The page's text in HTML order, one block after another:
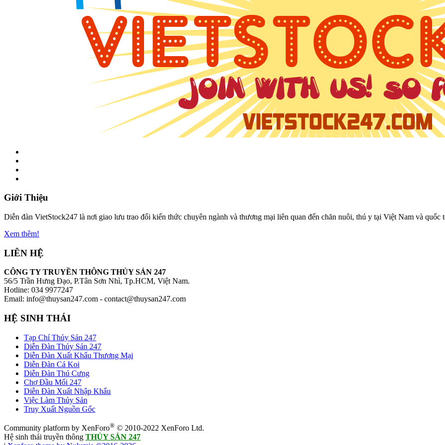
Giới Thiệu
Diễn đàn VietStock247 là nơi giao lưu trao đổi kiến thức chuyên ngành và thương mại liên quan đến chăn nuôi, thú y tại Việt Nam và quốc
Xem thêm!
LIÊN HỆ
CÔNG TY TRUYỀN THÔNG THỦY SẢN 247
56/5 Trần Hưng Đạo, P.Tân Sơn Nhì, Tp.HCM, Việt Nam.
Hotline: 034 9977247
Email: info@thuysan247.com - contact@thuysan247.com
HỆ SINH THÁI
Tạp Chí Thủy Sản 247
Diễn Đàn Thủy Sản 247
Diễn Đàn Xuất Khẩu Thương Mại
Diễn Đàn Cá Koi
Diễn Đàn Thú Cưng
Chợ Đầu Mối 247
Diễn Đàn Xuất Nhập Khẩu
Việc Làm Thủy Sản
Truy Xuất Nguồn Gốc
Community platform by XenForo® © 2010-2022 XenForo Ltd.
Hệ sinh thái truyền thông THỦY SẢN 247